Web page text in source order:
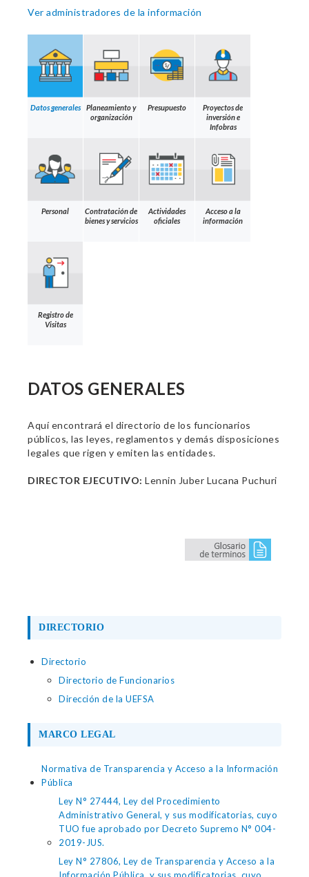
Ver administradores de la información
Datos generales
Planeamiento y
organización
Presupuesto
Proyectos de
inversión e
Infobras
Personal
Contratación de
bienes y servicios
Actividades
oficiales
Acceso a la
información
Registro de
Visitas
DATOS GENERALES
Aquí encontrará el directorio de los funcionarios
públicos, las leyes, reglamentos y demás disposiciones
legales que rigen y emiten las entidades.
DIRECTOR EJECUTIVO: Lennin Juber Lucana Puchuri
DIRECTORIO
Directorio
Directorio de Funcionarios
Dirección de la UEFSA
MARCO LEGAL
Normativa de Transparencia y Acceso a la Información
Pública
Ley N° 27444, Ley del Procedimiento
Administrativo General, y sus modificatorias, cuyo
TUO fue aprobado por Decreto Supremo N° 004-
2019-JUS.
Ley N° 27806, Ley de Transparencia y Acceso a la